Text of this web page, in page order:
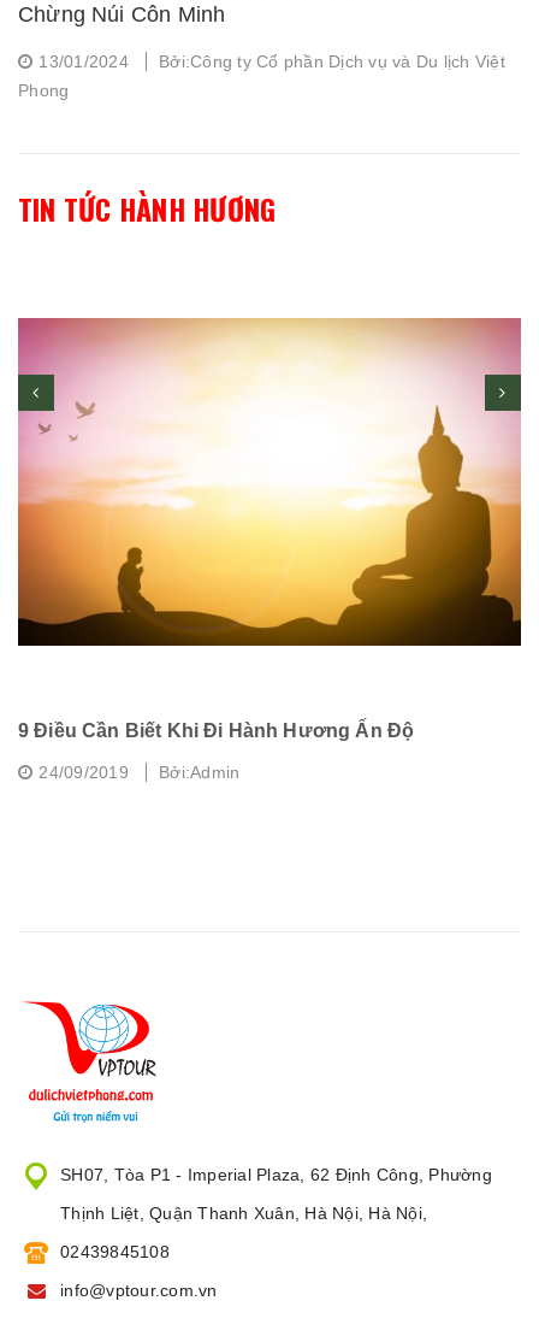
Chừng Núi Côn Minh
13/01/2024
Bởi:Công ty Cổ phần Dịch vụ và Du lịch Việt
Phong
TIN TỨC HÀNH HƯƠNG
9 Điều Cần Biết Khi Đi Hành Hương Ấn Độ
24/09/2019 Bởi:Admin
SH07, Tòa P1 - Imperial Plaza, 62 Định Công, Phường
Thịnh Liệt, Quận Thanh Xuân, Hà Nội, Hà Nội,
02439845108
info@vptour.com.vn